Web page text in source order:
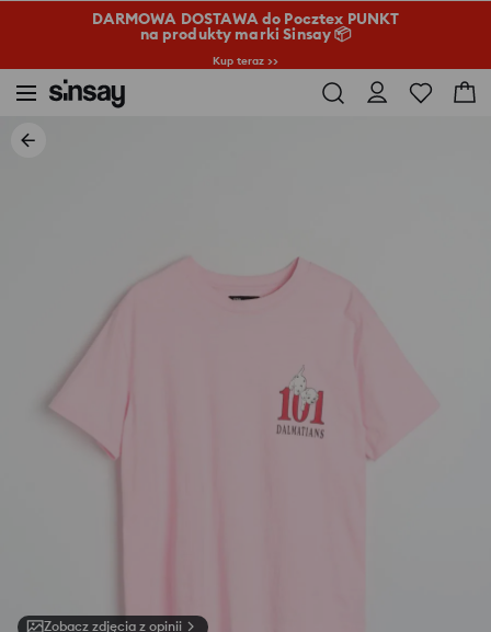
DARMOWA DOSTAWA do Pocztex PUNKT
na produkty marki Sinsay 📦
Kup teraz >>
Zobacz zdjęcia z opinii